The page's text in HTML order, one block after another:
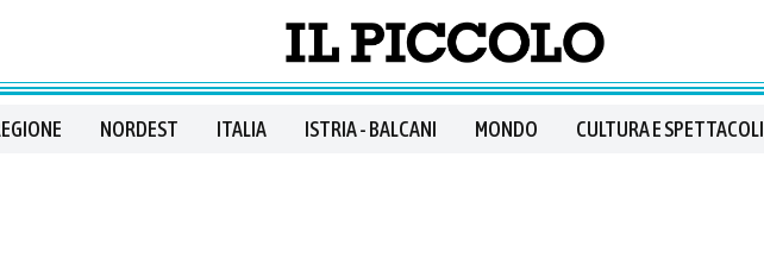
NORDEST ITALIA ISTRIA - BALCANI MONDO CULTURA E SPETTACOLI